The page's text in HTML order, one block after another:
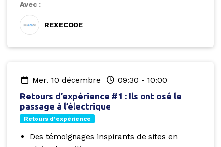
Avec :
REXECODE
mer. 10 décembre 09:30 - 10:00
Retours d’expérience #1 : Ils ont osé le
passage à l’électrique
Retours d’expérience
Des témoignages inspirants de sites en